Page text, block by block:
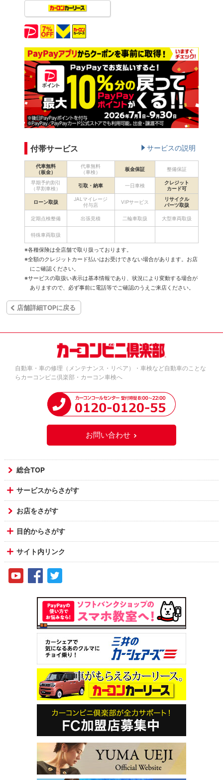
付帯サービス サービスの説明
代車無料
（板金）
代車無料
（車検）
板金保証 整備保証
早期予約割引
（早割車検）
引取・納車 一日車検
クレジット
カード可
ローン取扱
JALマイレージ
付与店
VIPサービス
リサイクル
パーツ取扱
定期点検整備 出張見積 二輪車取扱 大型車両取扱
特殊車両取扱
※各種保険は全店舗で取り扱っております。
※全額のクレジットカード払いはお受けできない場合があります。お店
にご確認ください。
※サービスの取扱い表示は基本情報であり、状況により変動する場合が
ありますので、必ず事前に電話等でご確認のうえご来店ください。
店舗詳細TOPに戻る
自動車・車の修理（メンテナンス・リペア）・車検など自動車のことな
らカーコンビニ倶楽部・カーコン車検へ
お問い合わせ
総合TOP
サービスからさがす
お店をさがす
目的からさがす
サイト内リンク